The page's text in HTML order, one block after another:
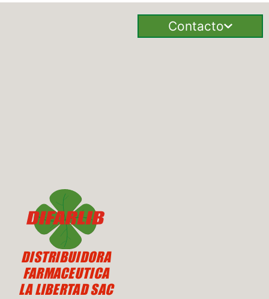
DISTRIBUIDORA
FARMACEUTICA
LA LIBERTAD SAC
Contacto